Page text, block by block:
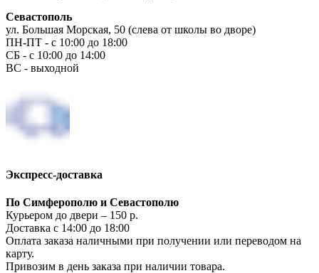
Севастополь
ул. Большая Морская, 50 (слева от школы во дворе)
ПН-ПТ - с 10:00 до 18:00
СБ - с 10:00 до 14:00
ВС - выходной
Экспресс-доставка
По Симферополю и Севастополю
Курьером до двери – 150 р.
Доставка с 14:00 до 18:00
Оплата заказа наличными при получении или переводом на
карту.
Привозим в день заказа при наличии товара.